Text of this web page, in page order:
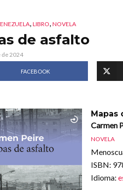
, LIBRO, NOVELA
de asfalto
de 2024
FACEBOOK
Mapas
Carmen
NOVELA
ISBN:
Idioma: